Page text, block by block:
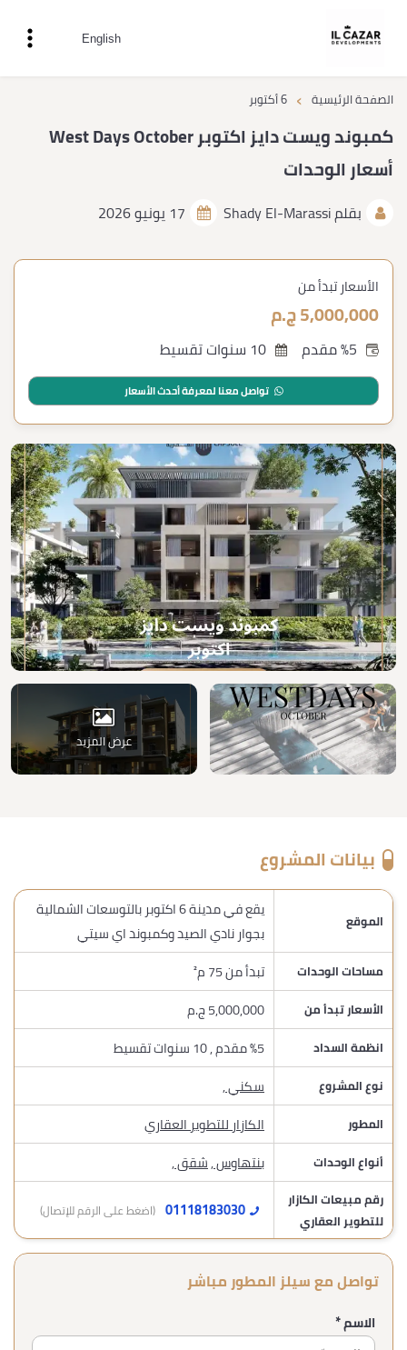
English
الصفحة الرئيسية › 6 أكتوبر
كمبوند ويست دايز اكتوبر West Days October
أسعار الوحدات
بقلمShady El-Marassi 17 يونيو 2026
الأسعار تبدأ من
5,000,000 ج.م
10 سنوات تقسيط
تواصل معنا لمعرفة أحدث الأسعار
عرض المزيد
بيانات المشروع
الموقع
يقع في مدينة 6 اكتوبر بالتوسعات الشمالية
بجوار نادي الصيد وكمبوند اي سيتي
مساحات الوحدات تبدأ من 75 م²
الأسعار تبدأ من 5,000,000 ج.م
انظمة السداد %5 مقدم , 10 سنوات تقسيط
نوع المشروع سكني,
المطور الكازار للتطوير العقاري
أنواع الوحدات بنتهاوس,شقق,
رقم مبيعات الكازار
للتطوير العقاري
01118183030 (اضغط على الرقم للإتصال)
تواصل مع سيلز المطور مباشر
الاسم *